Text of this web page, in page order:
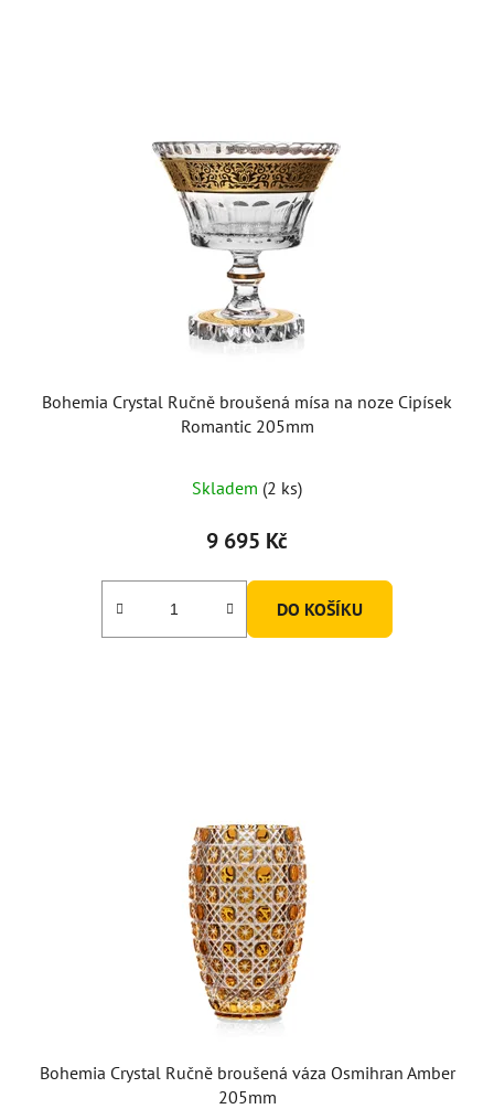
Bohemia Crystal Ručně broušená mísa na noze Cipísek
Romantic 205mm
Skladem (2 ks)
9 695 Kč
DO KOŠÍKU
Bohemia Crystal Ručně broušená váza Osmihran Amber
205mm